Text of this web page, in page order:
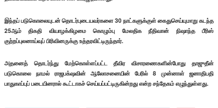
இந்தப் படுகொலையுடன் தொடர்புடையவர்களை 30 நாட்களுக்குள் கைதுசெய்யுமாறு கடந்த
25ஆம் திகதி வியாழக்கிழமை கொழும்பு மேலதிக நீதிவான் நிஷாந்த பீரிஸ்
குற்றப்புலனாய்வுப் பிரிவினருக்கு உத்தரவிட்டிருந்தார்.
அதனைத் தொடர்ந்து மேற்கொள்ளப்பட்ட தீவிர விசாரணைகளின்போது தாஜுதீன்
படுகொலை நாமல் ராஜபக்‌ஷவின் ஆலோசனையின் பேரில் 8 முன்னாள் ஜனாதிபதி
பாதுகாப்புப் படையினரால் கூட்டாகச் செய்யப்பட்டிருகின்றது என்ற சந்தேகம் எழுந்துள்ளது.